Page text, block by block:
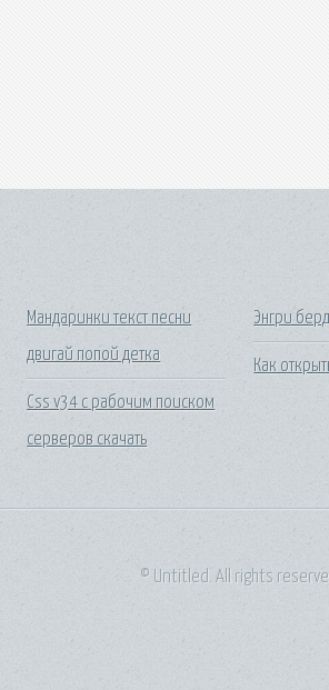
Мандаринки текст песни
двигай попой детка
Css v34 с рабочим поиском
серверов скачать
Энгри
Как
© Untitled. All rights